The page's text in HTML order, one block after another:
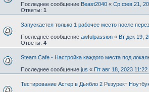
Последнее сообщение Beast2040 « Ср фев 21,
Ответы: 1
Запускается только 1 рабочее место после
Последнее сообщение awfulpassion « Вт дек 19,
Ответы: 4
Steam Cafe - Настройка каждого места под
Последнее сообщение jus « Пт авг 18, 2023 11:22
Тестирование Астер в Дьябло 2 Резурект